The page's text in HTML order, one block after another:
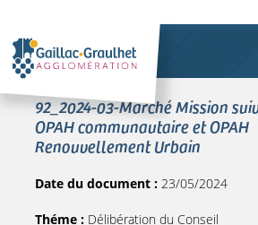
92_2024-03-Marché Mission
OPAH communautaire et OPAH
Renouvellement Urbain
Date du document : 23/05/2024
Théme : Délibération du Conseil